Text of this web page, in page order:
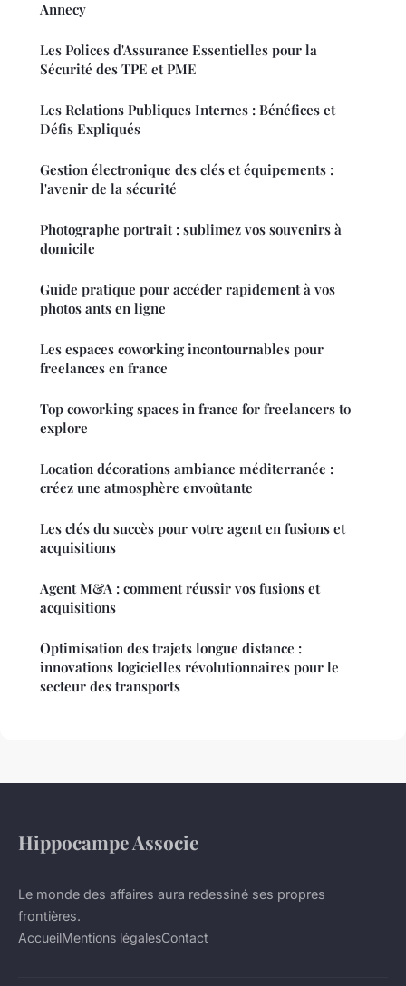
Annecy
Les Polices d'Assurance Essentielles pour la
Sécurité des TPE et PME
Les Relations Publiques Internes : Bénéfices et
Défis Expliqués
Gestion électronique des clés et équipements :
l'avenir de la sécurité
Photographe portrait : sublimez vos souvenirs à
domicile
Guide pratique pour accéder rapidement à vos
photos ants en ligne
Les espaces coworking incontournables pour
freelances en france
Top coworking spaces in france for freelancers to
explore
Location décorations ambiance méditerranée :
créez une atmosphère envoûtante
Les clés du succès pour votre agent en fusions et
acquisitions
Agent M&A : comment réussir vos fusions et
acquisitions
Optimisation des trajets longue distance :
innovations logicielles révolutionnaires pour le
secteur des transports
Hippocampe Associe
Le monde des affaires aura redessiné ses propres
frontières.
AccueilMentions légalesContact